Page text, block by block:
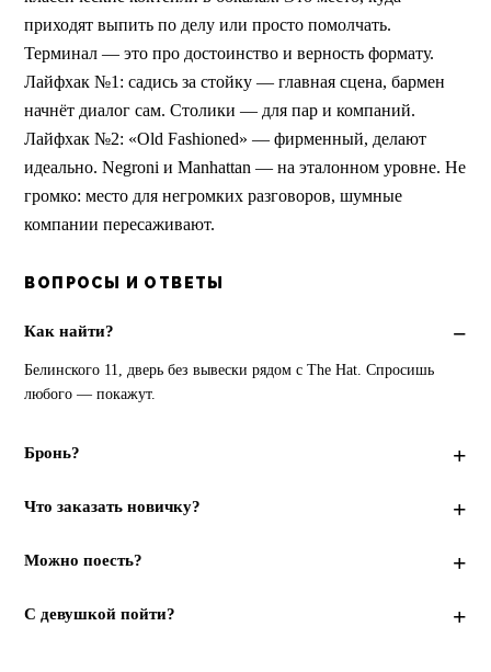
приходят выпить по делу или просто помолчать.
Терминал — это про достоинство и верность формату.
Лайфхак №1: садись за стойку — главная сцена, бармен
начнёт диалог сам. Столики — для пар и компаний.
Лайфхак №2: «Old Fashioned» — фирменный, делают
идеально. Negroni и Manhattan — на эталонном уровне. Не
громко: место для негромких разговоров, шумные
компании пересаживают.
ВОПРОСЫ И ОТВЕТЫ
Как найти?
Белинского 11, дверь без вывески рядом с The Hat. Спросишь
любого — покажут.
Бронь?
Что заказать новичку?
Можно поесть?
С девушкой пойти?